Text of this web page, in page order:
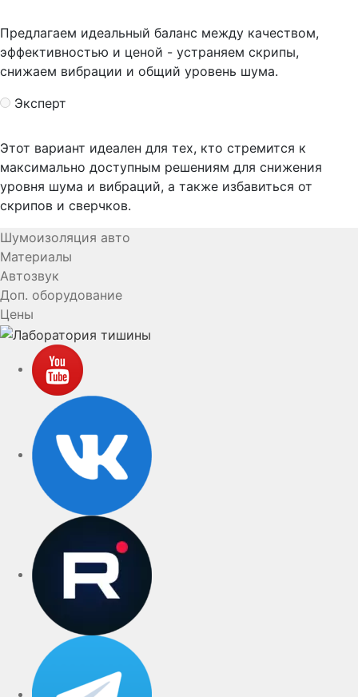
Предлагаем идеальный баланс между качеством,
эффективностью и ценой - устраняем скрипы,
снижаем вибрации и общий уровень шума.
Эксперт
Этот вариант идеален для тех, кто стремится к
максимально доступным решениям для снижения
уровня шума и вибраций, а также избавиться от
скрипов и сверчков.
Шумоизоляция авто
Материалы
Автозвук
Доп. оборудование
Цены